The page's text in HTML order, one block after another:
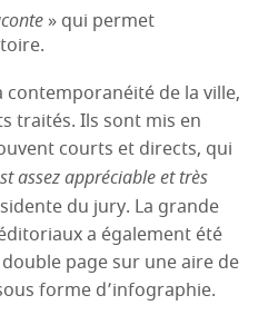
» qui permet
de la ville,
traités. Ils sont mis en
courts et directs, qui
assez appréciable et très
du jury. La grande
a également été
double page sur une aire de
forme d’infographie.